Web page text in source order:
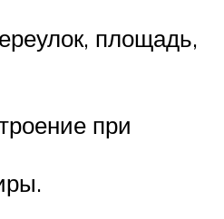
площадь,
при